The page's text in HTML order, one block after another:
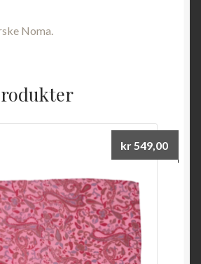
Noma.
kr 549,00